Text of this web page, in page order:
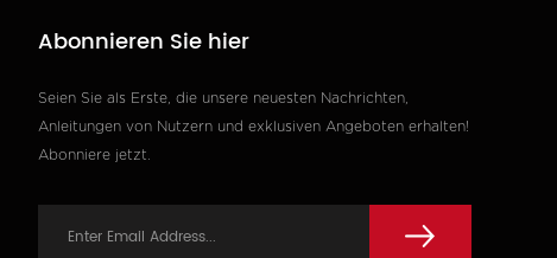
Abonnieren Sie hier
Seien Sie als Erste, die unsere neuesten Nachrichten,
Anleitungen von Nutzern und exklusiven Angeboten erhalten!
Abonniere jetzt.